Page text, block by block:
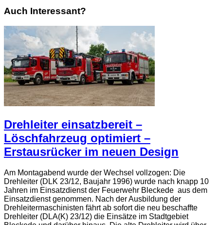
Auch Interessant?
Drehleiter einsatzbereit –
Löschfahrzeug optimiert –
Erstausrücker im neuen Design
Am Montagabend wurde der Wechsel vollzogen: Die
Drehleiter (DLK 23/12, Baujahr 1996) wurde nach knapp 10
Jahren im Einsatzdienst der Feuerwehr Bleckede aus dem
Einsatzdienst genommen. Nach der Ausbildung der
Drehleitermaschinisten fährt ab sofort die neu beschaffte
Drehleiter (DLA(K) 23/12) die Einsätze im Stadtgebiet